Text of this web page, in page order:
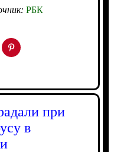
РБК
при
в